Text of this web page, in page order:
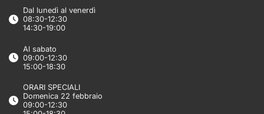
Dal lunedì al venerdì
08:30-12:30
14:30-19:00
Al sabato
09:00-12:30
15:00-18:30
ORARI SPECIALI
Domenica 22 febbraio
09:00-12:30